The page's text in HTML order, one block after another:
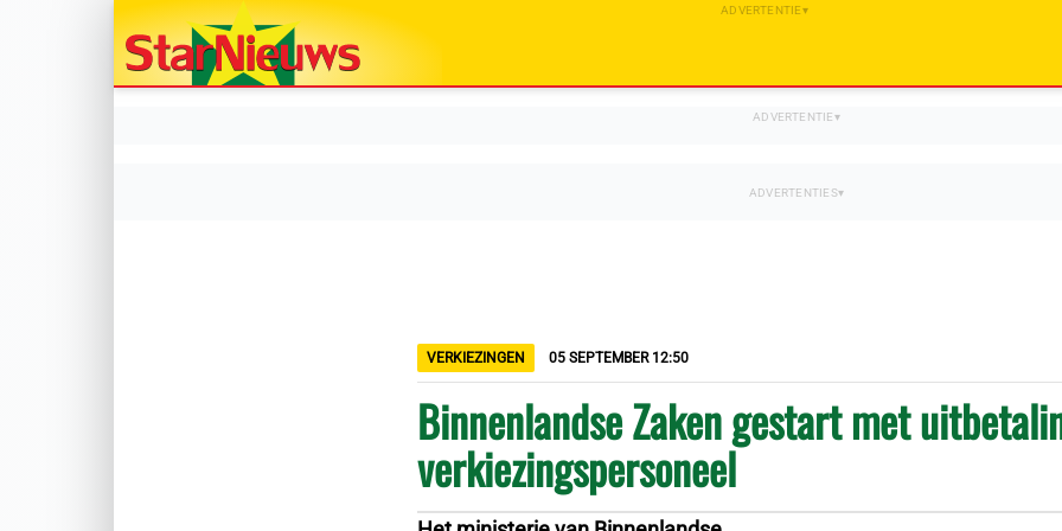
VERKIEZINGEN 05 SEPTEMBER 12:50
Binnenlandse Zaken gestart met
verkiezingspersoneel